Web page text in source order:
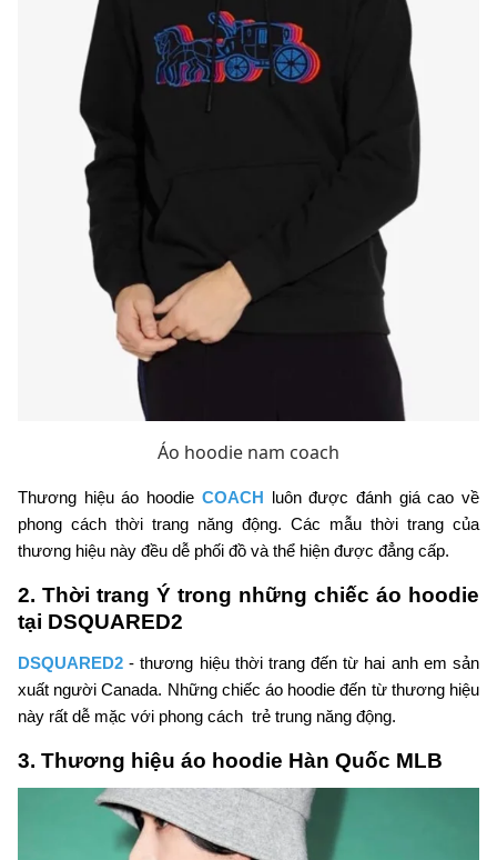
Áo hoodie nam coach
Thương hiệu áo hoodie COACH
luôn được đánh giá cao về
phong cách thời trang năng động. Các mẫu thời trang của
thương hiệu này đều dễ phối đồ và thể hiện được đẳng cấp.
2. Thời trang Ý trong những chiếc áo hoodie
tại DSQUARED2
DSQUARED2 - thương hiệu thời trang đến từ hai anh em sản
xuất người Canada. Những chiếc áo hoodie đến từ thương hiệu
này rất dễ mặc với phong cách trẻ trung năng động.
3. Thương hiệu áo hoodie Hàn Quốc MLB